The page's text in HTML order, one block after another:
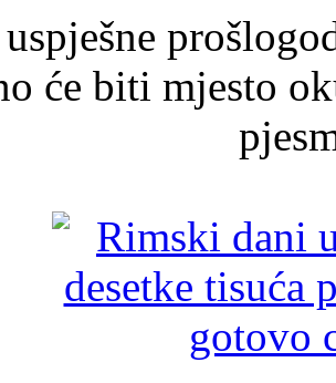
će biti mjesto